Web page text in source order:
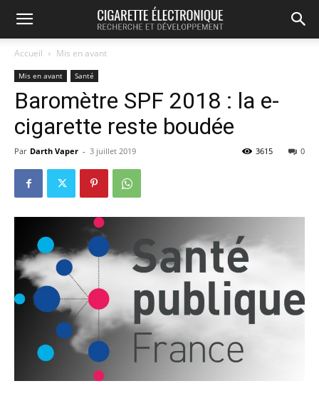
Accueil Mis en avant
Mis en avant Santé
Baromètre SPF 2018 : la e-
cigarette reste boudée
Par Darth Vaper - 3 juillet 2019 0
3615